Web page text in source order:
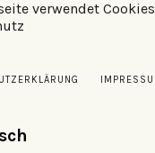
verwendet